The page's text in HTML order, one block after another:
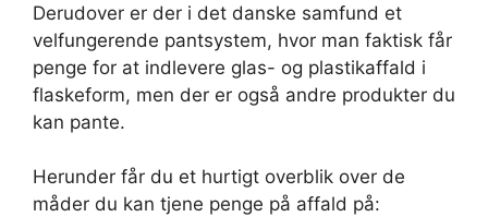
Derudover er der i det danske samfund et
velfungerende pantsystem, hvor man faktisk får
penge for at indlevere glas- og plastikaffald i
flaskeform, men der er også andre produkter du
kan pante.
Herunder får du et hurtigt overblik over de
måder du kan tjene penge på affald på: